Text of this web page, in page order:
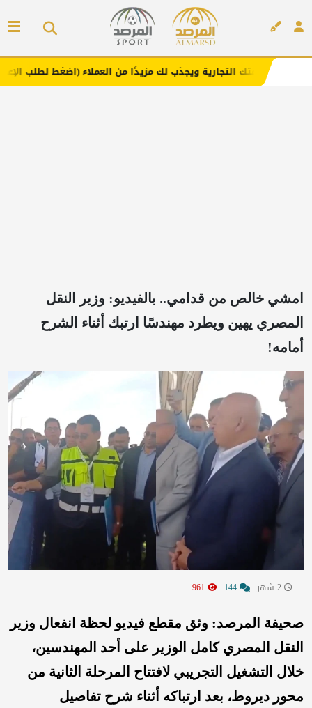
ويجذب لك مزيدًا من العملاء (اضغط لطلب الإعلان)
امشي خالص من قدامي.. بالفيديو: وزير النقل
المصري يهين ويطرد مهندسًا ارتبك أثناء الشرح
أمامه!
صحيفة المرصد: وثق مقطع فيديو لحظة انفعال وزير
النقل المصري كامل الوزير على أحد المهندسين،
خلال التشغيل التجريبي لافتتاح المرحلة الثانية من
محور ديروط، بعد ارتباكه أثناء شرح تفاصيل